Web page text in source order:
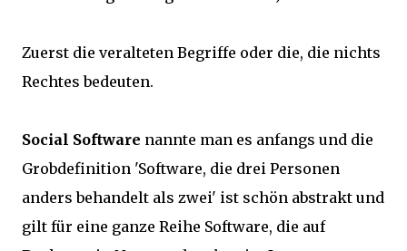
Zuerst die veralteten Begriffe oder die, die nichts
Rechtes bedeuten.
Social Software nannte man es anfangs und die
Grobdefinition 'Software, die drei Personen
anders behandelt als zwei' ist schön abstrakt und
gilt für eine ganze Reihe Software, die auf